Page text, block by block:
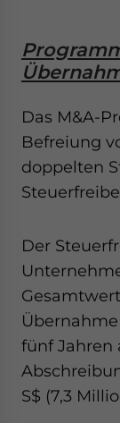
Das M&A-
Befreiung
doppelten
Der
fünf Jahren
S$ (7,3